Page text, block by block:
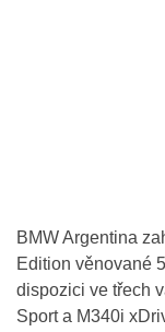
BMW Argentina
Edition věnované
dispozici ve třech
Sport a M340i